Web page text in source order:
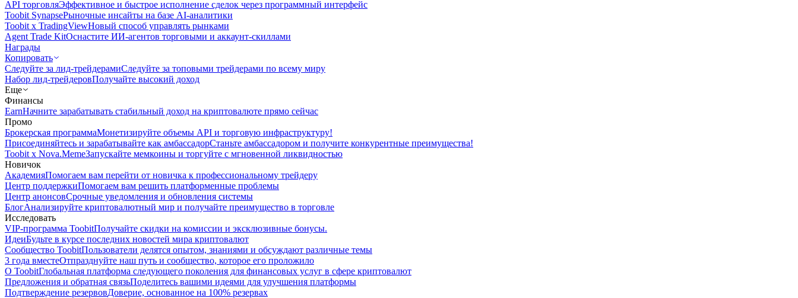
API торговляЭффективное и быстрое исполнение сделок через программный интерфейс
Toobit SynapseРыночные инсайты на базе AI-аналитики
Toobit x TradingViewНовый способ управлять рынками
Agent Trade KitОснастите ИИ-агентов торговыми и аккаунт-скиллами
Награды
Копировать
Следуйте за лид-трейдерамиСледуйте за топовыми трейдерами по всему миру
Набор лид-трейдеровПолучайте высокий доход
Еще
Финансы
EarnНачните зарабатывать стабильный доход на криптовалюте прямо сейчас
Промо
Брокерская программаМонетизируйте объемы API и торговую инфраструктуру!
Присоединяйтесь и зарабатывайте как амбассадорСтаньте амбассадором и получите конкурентные преимущества!
Toobit x Nova.MemeЗапускайте мемкоины и торгуйте с мгновенной ликвидностью
Новичок
АкадемияПомогаем вам перейти от новичка к профессиональному трейдеру
Центр поддержкиПомогаем вам решить платформенные проблемы
Центр анонсовСрочные уведомления и обновления системы
БлогАнализируйте криптовалютный мир и получайте преимущество в торговле
Исследовать
VIP-программа ToobitПолучайте скидки на комиссии и эксклюзивные бонусы.
ИдеиБудьте в курсе последних новостей мира криптовалют
Сообщество ToobitПользователи делятся опытом, знаниями и обсуждают различные темы
3 года вместеОтпразднуйте наш путь и сообщество, которое его проложило
О ToobitГлобальная платформа следующего поколения для финансовых услуг в сфере криптовалют
Предложения и обратная связьПоделитесь вашими идеями для улучшения платформы
Подтверждение резервовДоверие, основанное на 100% резервах